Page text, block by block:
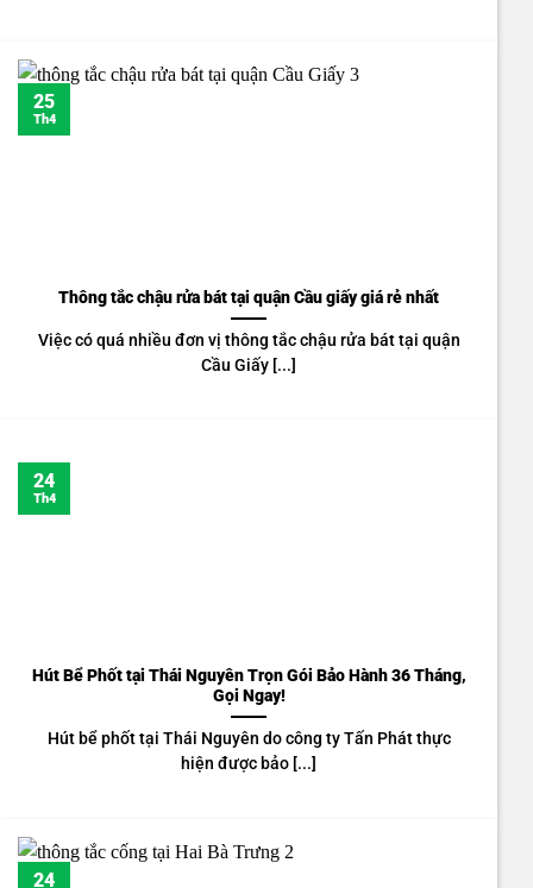
Thông tắc chậu rửa bát tại quận Cầu giấy giá rẻ nhất
Việc có quá nhiều đơn vị thông tắc chậu rửa bát tại quận
Cầu Giấy [...]
25
Th4
Hút Bể Phốt tại Thái Nguyên Trọn Gói Bảo Hành 36 Tháng,
Gọi Ngay!
Hút bể phốt tại Thái Nguyên do công ty Tấn Phát thực
hiện được bảo [...]
24
Th4
24